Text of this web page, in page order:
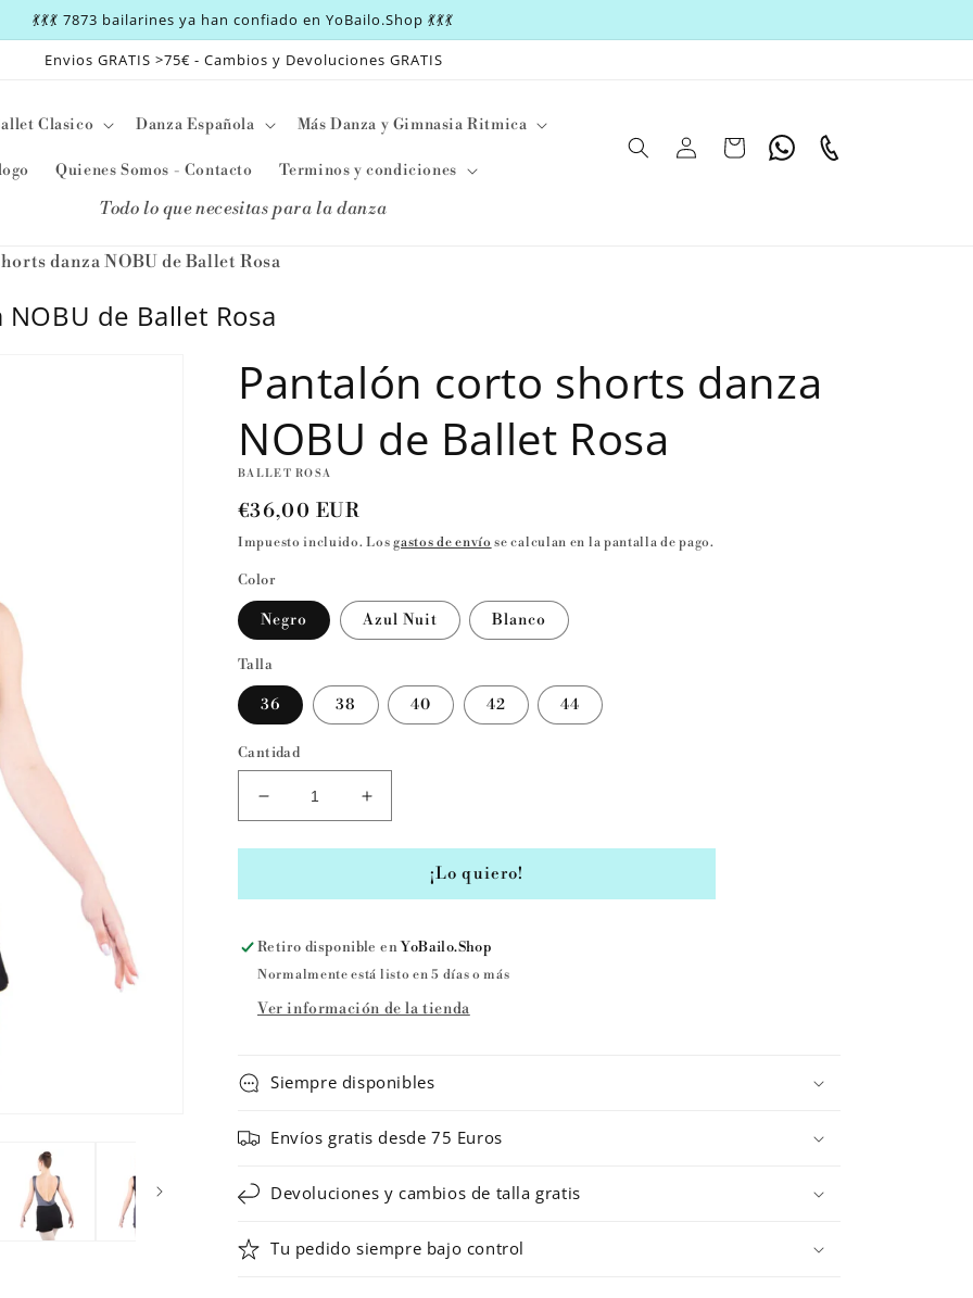
💃💃💃 7873 bailarines ya han confiado en YoBailo.Shop 💃💃💃
Envios GRATIS >75€ - Cambios y Devoluciones GRATIS
Clasico Danza Española Más Danza y Gimnasia Ritmica
Quienes Somos - Contacto Terminos y condiciones
Iniciar
sesión
CarritoWhatsappTeléfono
Todo lo que necesitas para la danza
danza NOBU de Ballet Rosa
de Ballet Rosa
Pantalón corto shorts danza
NOBU de Ballet Rosa
BALLET ROSA
Precio
habitual
€36,00 EUR
Impuesto incluido. Losgastos de envío se calculan en la pantalla de pago.
Color
Negro Azul Nuit Blanco
Talla
36 38 40 42 44
Cantidad
Reducir
cantidad
para
corto
danza
NOBU
Ballet
Aumentar
cantidad
para
Pantalón
corto
danza
NOBU
Ballet
¡Lo quiero!
Retiro disponible enYoBailo.Shop
Normalmente está listo en 5 días o más
Ver información de la tienda
Siempre disponibles
Envíos gratis desde 75 Euros
Devoluciones y cambios de talla gratis
Tu pedido siempre bajo control